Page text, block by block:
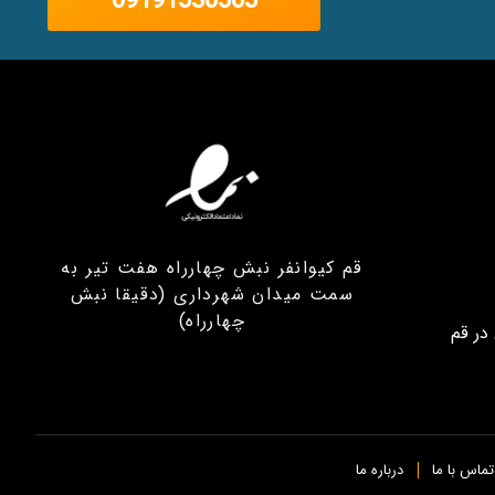
قم
قم کیوانفر نبش چهارراه هفت تیر به
سمت میدان شهرداری (دقیقا نبش
چهارراه)
تماس با ما درباره ما